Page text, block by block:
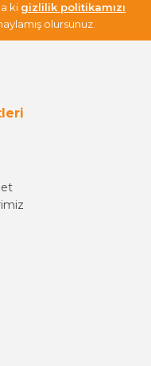
ki gizlilik politikamızı
olursunuz.